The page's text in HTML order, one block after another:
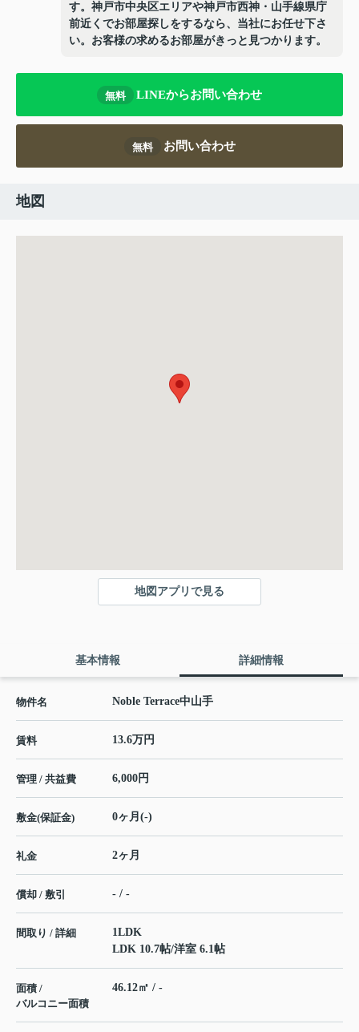
す。神戸市中央区エリアや神戸市西神・山手線県庁
前近くでお部屋探しをするなら、当社にお任せ下さ
い。お客様の求めるお部屋がきっと見つかります。
無料 LINEからお問い合わせ
無料 お問い合わせ
地図
地図アプリで見る
基本情報 詳細情報
物件名 Noble Terrace中山手
賃料 13.6万円
管理 / 共益費 6,000円
敷金(保証金) 0ヶ月(-)
礼金 2ヶ月
償却 / 敷引 - / -
間取り / 詳細
1LDK
LDK 10.7帖/洋室 6.1帖
面積 /
バルコニー面積
46.12㎡ / -